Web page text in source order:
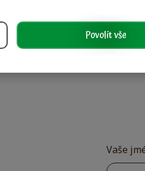
Vaše
Povolit vše